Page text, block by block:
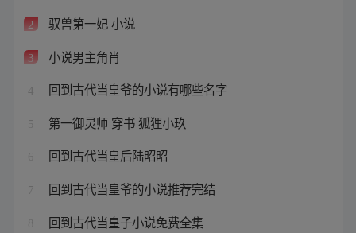
2 驭兽第一妃 小说
3 小说男主角肖
4 回到古代当皇爷的小说有哪些名字
5 第一御灵师 穿书 狐狸小玖
6 回到古代当皇后陆昭昭
7 回到古代当皇爷的小说推荐完结
8 回到古代当皇子小说免费全集